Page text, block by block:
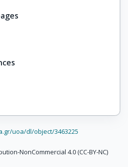
uoa/dl/object/3463225
NonCommercial 4.0 (CC-BY-NC)